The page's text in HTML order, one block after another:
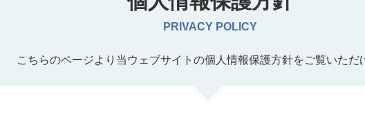
PRIVACY POLICY
こちらのページより当ウェブサイトの個人情報保護方針をご覧いただ